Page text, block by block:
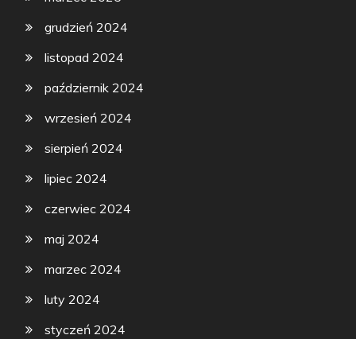
grudzień 2024
listopad 2024
październik 2024
wrzesień 2024
sierpień 2024
lipiec 2024
czerwiec 2024
maj 2024
marzec 2024
luty 2024
styczeń 2024